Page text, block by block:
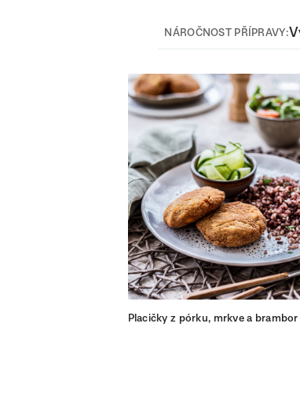
NÁROČNOST PŘÍPRAVY:
Placičky z pórku, mrkve a brambor